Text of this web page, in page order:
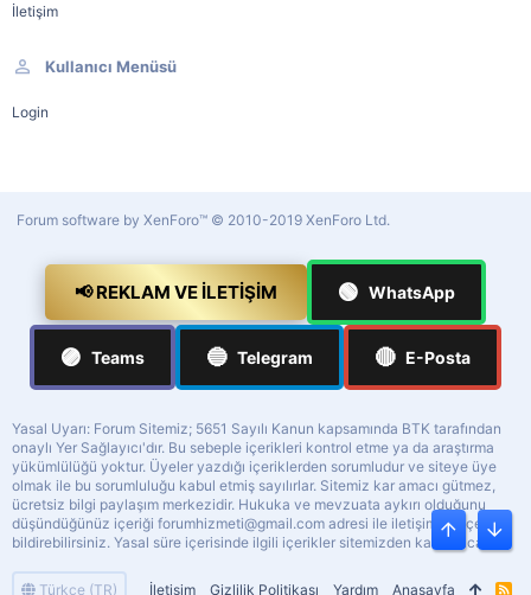
İletişim
Kullanıcı Menüsü
Login
Türkçe (TR) İletişim Gizlilik Politikası Yardım Anasayfa R
Forum software by XenForo™ © 2010-2019 XenForo Ltd.
📢 REKLAM VE İLETIŞIM 🟢 WhatsApp
🟣 Teams 🔵 Telegram 🔴 E-Posta
Yasal Uyarı: Forum Sitemiz; 5651 Sayılı Kanun kapsamında BTK tarafından
onaylı Yer Sağlayıcı'dır. Bu sebeple içerikleri kontrol etme ya da araştırma
yükümlülüğü yoktur. Üyeler yazdığı içeriklerden sorumludur ve siteye üye
olmak ile bu sorumluluğu kabul etmiş sayılırlar. Sitemiz kar amacı gütmez,
ücretsiz bilgi paylaşım merkezidir. Hukuka ve mevzuata aykırı olduğunu
düşündüğünüz içeriği forumhizmeti@gmail.com adresi ile iletişime geçerek
bildirebilirsiniz. Yasal süre içerisinde ilgili içerikler sitemizden kaldırılacaktır.
Üst Alt